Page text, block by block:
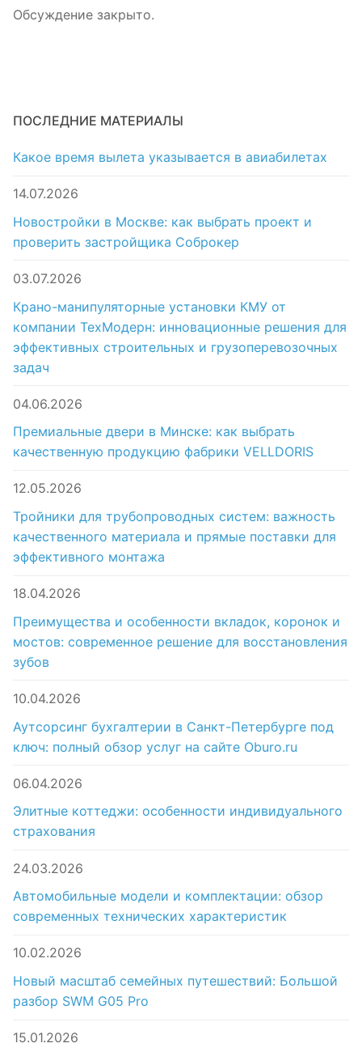
Обсуждение закрыто.
ПОСЛЕДНИЕ МАТЕРИАЛЫ
Какое время вылета указывается в авиабилетах
14.07.2026
Новостройки в Москве: как выбрать проект и
проверить застройщика Соброкер
03.07.2026
Крано-манипуляторные установки КМУ от
компании ТехМодерн: инновационные решения для
эффективных строительных и грузоперевозочных
задач
04.06.2026
Премиальные двери в Минске: как выбрать
качественную продукцию фабрики VELLDORIS
12.05.2026
Тройники для трубопроводных систем: важность
качественного материала и прямые поставки для
эффективного монтажа
18.04.2026
Преимущества и особенности вкладок, коронок и
мостов: современное решение для восстановления
зубов
10.04.2026
Аутсорсинг бухгалтерии в Санкт-Петербурге под
ключ: полный обзор услуг на сайте Oburo.ru
06.04.2026
Элитные коттеджи: особенности индивидуального
страхования
24.03.2026
Автомобильные модели и комплектации: обзор
современных технических характеристик
10.02.2026
Новый масштаб семейных путешествий: Большой
разбор SWM G05 Pro
15.01.2026